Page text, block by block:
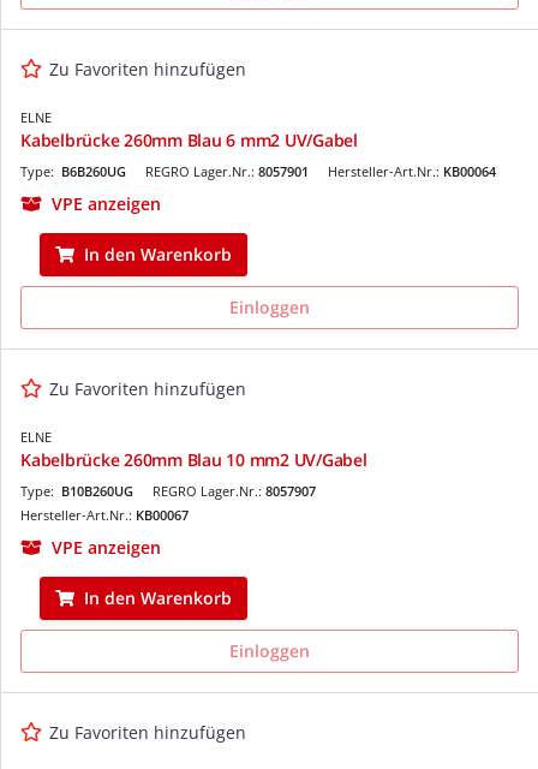
Zu Favoriten hinzufügen
ELNE
Kabelbrücke 260mm Blau 6 mm2 UV/Gabel
REGRO Lager.Nr.: 8057901
Type: B6B260UG Hersteller-Art.Nr.: KB00064
VPE anzeigen
In den Warenkorb
Einloggen
Zu Favoriten hinzufügen
ELNE
Kabelbrücke 260mm Blau 10 mm2 UV/Gabel
REGRO Lager.Nr.: 8057907
Type: B10B260UG
Hersteller-Art.Nr.: KB00067
VPE anzeigen
In den Warenkorb
Einloggen
Zu Favoriten hinzufügen